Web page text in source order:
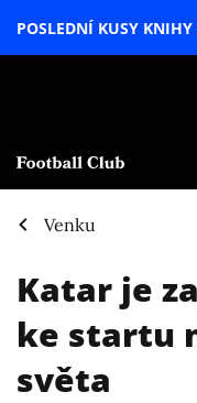
POSLEDNÍ KUSY KNIHY
Venku
Katar je
ke startu
světa